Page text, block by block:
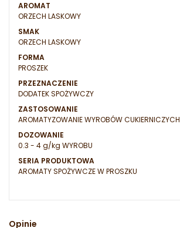
AROMAT
ORZECH LASKOWY
SMAK
ORZECH LASKOWY
FORMA
PROSZEK
PRZEZNACZENIE
DODATEK SPOŻYWCZY
ZASTOSOWANIE
AROMATYZOWANIE WYROBÓW CUKIERNICZYCH
DOZOWANIE
0.3 - 4 g/kg WYROBU
SERIA PRODUKTOWA
AROMATY SPOŻYWCZE W PROSZKU
Opinie